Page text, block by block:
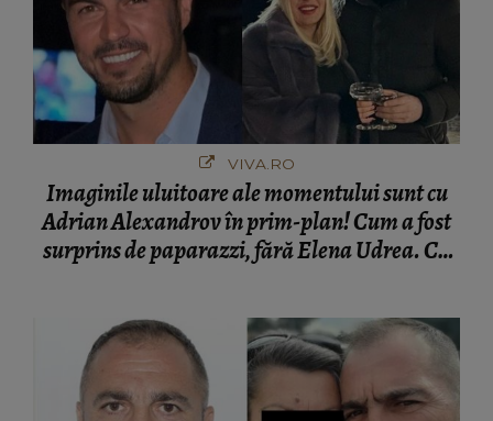
VIVA.RO
Imaginile uluitoare ale momentului sunt cu
Adrian Alexandrov în prim-plan! Cum a fost
surprins de paparazzi, fără Elena Udrea. Cu